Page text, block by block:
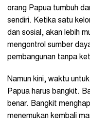
orang Papua tumbuh
sendiri. Ketika satu
dan sosial, akan lebih
mengontrol sumber
pembangunan tanpa
Namun kini, waktu
Papua harus bangkit.
benar. Bangkit
menemukan kembali